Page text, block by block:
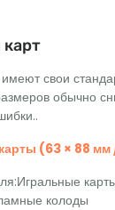
свои
обычно
(63 × 88 мм
колоды